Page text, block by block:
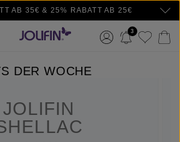
AB 35€ & 25% RABATT AB 25€
3
DER WOCHE
JOLIFIN